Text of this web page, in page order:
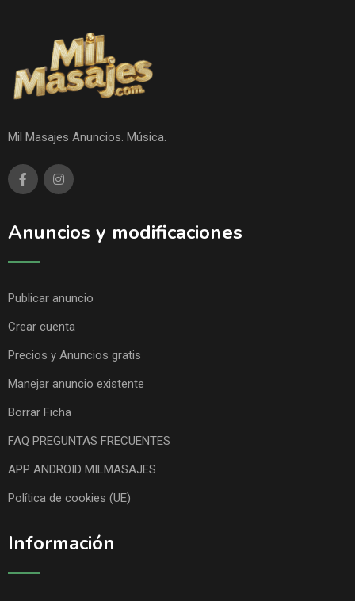
Mil Masajes Anuncios. Música.
Anuncios y modificaciones
Publicar anuncio
Crear cuenta
Precios y Anuncios gratis
Manejar anuncio existente
Borrar Ficha
FAQ PREGUNTAS FRECUENTES
APP ANDROID MILMASAJES
Política de cookies (UE)
Información